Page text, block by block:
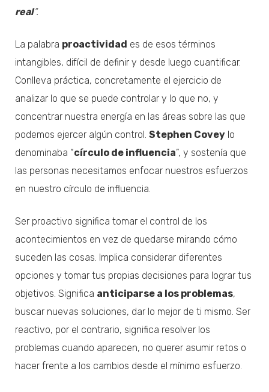
real”.
La palabra proactividad es de esos términos
intangibles, difícil de definir y desde luego cuantificar.
Conlleva práctica, concretamente el ejercicio de
analizar lo que se puede controlar y lo que no, y
concentrar nuestra energía en las áreas sobre las que
podemos ejercer algún control. Stephen Covey lo
denominaba “círculo de influencia”, y sostenía que
las personas necesitamos enfocar nuestros esfuerzos
en nuestro círculo de influencia.
Ser proactivo significa tomar el control de los
acontecimientos en vez de quedarse mirando cómo
suceden las cosas. Implica considerar diferentes
opciones y tomar tus propias decisiones para lograr tus
objetivos. Significa anticiparse a los problemas,
buscar nuevas soluciones, dar lo mejor de ti mismo. Ser
reactivo, por el contrario, significa resolver los
problemas cuando aparecen, no querer asumir retos o
hacer frente a los cambios desde el mínimo esfuerzo.